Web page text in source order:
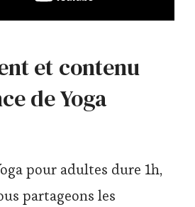
et contenu
de Yoga
pour adultes dure 1h,
partageons les